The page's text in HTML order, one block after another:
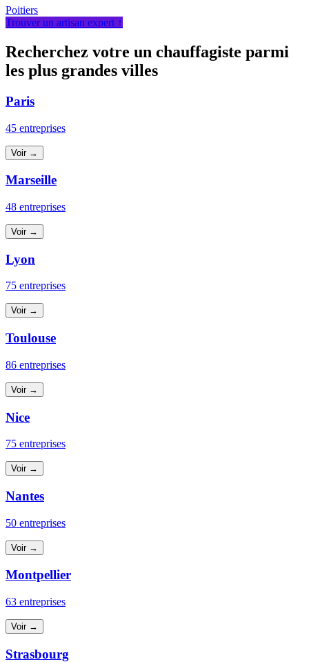
Poitiers
Trouver un artisan expert ↑
Recherchez votre un chauffagiste parmi
les plus grandes villes
Paris
45 entreprises
Voir →
Marseille
48 entreprises
Voir →
Lyon
75 entreprises
Voir →
Toulouse
86 entreprises
Voir →
Nice
75 entreprises
Voir →
Nantes
50 entreprises
Voir →
Montpellier
63 entreprises
Voir →
Strasbourg